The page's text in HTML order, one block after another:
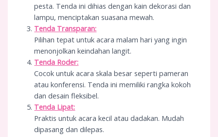
pesta. Tenda ini dihias dengan kain dekorasi dan
lampu, menciptakan suasana mewah.
Tenda Transparan:
Pilihan tepat untuk acara malam hari yang ingin
menonjolkan keindahan langit.
Tenda Roder:
Cocok untuk acara skala besar seperti pameran
atau konferensi. Tenda ini memiliki rangka kokoh
dan desain fleksibel.
Tenda Lipat:
Praktis untuk acara kecil atau dadakan. Mudah
dipasang dan dilepas.